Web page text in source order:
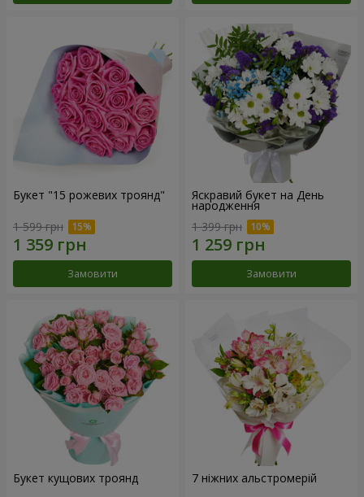
Букет "15 рожевих троянд"
1 599 грн
Замовити
Яскравий букет на День
народження
1 399 грн
Замовити
Букет кущових троянд 7 ніжних альстромерій